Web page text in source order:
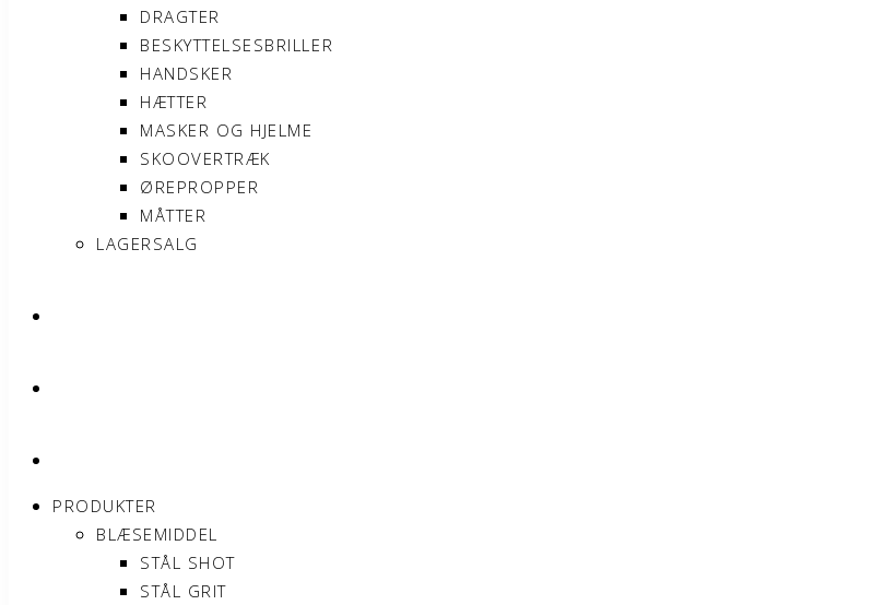
DRAGTER
BESKYTTELSESBRILLER
HANDSKER
HÆTTER
MASKER OG HJELME
SKOOVERTRÆK
ØREPROPPER
MÅTTER
LAGERSALG
PRODUKTER
BLÆSEMIDDEL
STÅL SHOT
STÅL GRIT